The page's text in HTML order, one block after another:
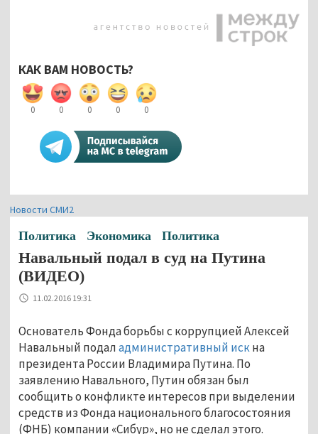
КАК ВАМ НОВОСТЬ?
0 0 0 0 0
Новости СМИ2
Политика Экономика Политика
Навальный подал в суд на Путина
(ВИДЕО)
11.02.2016 19:31
Основатель Фонда борьбы с коррупцией Алексей
Навальный подаладминистративный искна
президента России Владимира Путина. По
заявлению Навального, Путин обязан был
сообщить о конфликте интересов при выделении
средств из Фонда национального благосостояния
(ФНБ) компании «Сибур», но не сделал этого.